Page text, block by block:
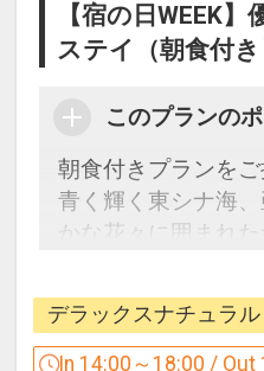
【宿の日WEEK
ステイ（朝食付き
このプランの
朝食付きプランをご
青く輝く東シナ海
かな花々に囲まれ
□ご予約にあたって
・館内施設の営業時
デラックスナチュラル
In 14:00～18:00 / Out